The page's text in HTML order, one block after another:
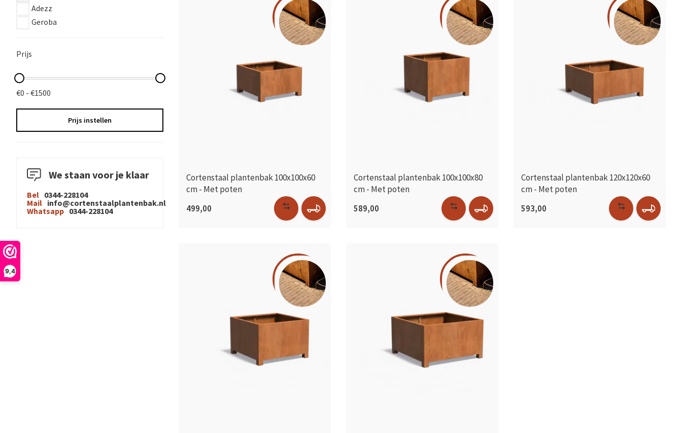
9,4
Adezz
Geroba
Prijs
€0 - €1500
Prijs instellen
We staan voor je klaar
Bel 0344-228104
Mail info@cortenstaalplantenbak.nl
Whatsapp 0344-228104
Cortenstaal plantenbak 100x100x60
cm - Met poten
499,00
Cortenstaal plantenbak 100x100x80
cm - Met poten
589,00
Cortenstaal plantenbak 120x120x60
cm - Met poten
593,00